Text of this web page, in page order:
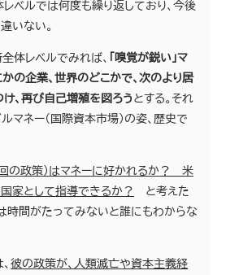
ベルでは何度も繰り返しており、今後
いない。
全体レベルでみれば、
「嗅覚が鋭い」マ
かの企業、世界のどこかで、次のより居
、再び自己増殖を図ろうとする。それ
マネー（国際資本市場）の姿、歴史で
回の政策）はマネーに好かれるか？ 米
家として指導できるか？
と考えた
時間がたってみないと誰にもわからな
彼の政策が、人類滅亡や資本主義経